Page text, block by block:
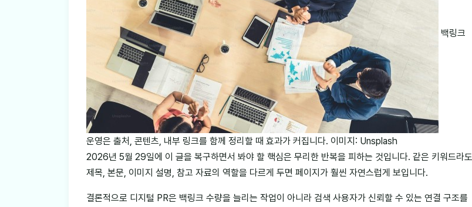
백링크
운영은 출처, 콘텐츠, 내부 링크를 함께 정리할 때 효과가 커집니다. 이미지: Unsplash
2026년 5월 29일에 이 글을 복구하면서 봐야 할 핵심은 무리한 반복을 피하는 것입니다. 같은 키워드라도
제목, 본문, 이미지 설명, 참고 자료의 역할을 다르게 두면 페이지가 훨씬 자연스럽게 보입니다.
결론적으로 디지털 PR은 백링크 수량을 늘리는 작업이 아니라 검색 사용자가 신뢰할 수 있는 연결 구조를